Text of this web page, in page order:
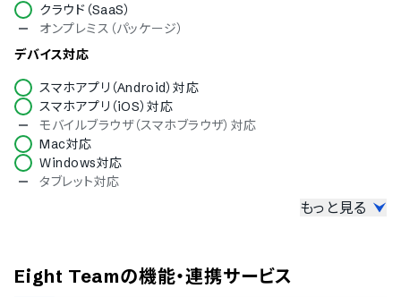
クラウド（SaaS）
オンプレミス（パッケージ）
デバイス対応
スマホアプリ（Android）対応
スマホアプリ（iOS）対応
モバイルブラウザ（スマホブラウザ）対応
Mac対応
Windows対応
タブレット対応
冗長化
もっと見る
Eight Teamの機能・連携サービス